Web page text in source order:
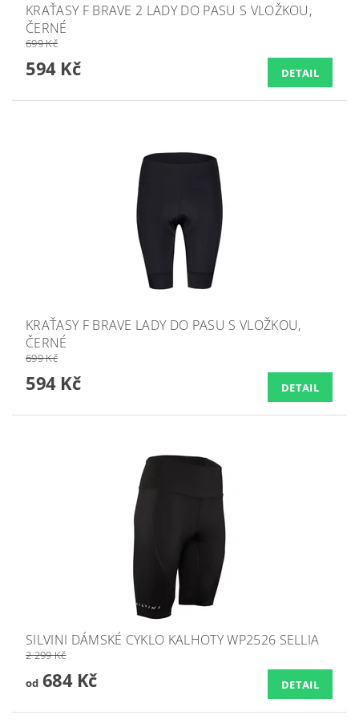
KRAŤASY F BRAVE 2 LADY DO PASU S VLOŽKOU,
ČERNÉ
699 Kč
594 Kč DETAIL
KRAŤASY F BRAVE LADY DO PASU S VLOŽKOU,
ČERNÉ
699 Kč
594 Kč DETAIL
SILVINI DÁMSKÉ CYKLO KALHOTY WP2526 SELLIA
2 299 Kč
od684 Kč DETAIL